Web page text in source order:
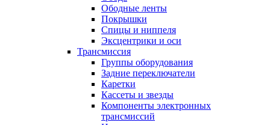
Ободные ленты
Покрышки
Спицы и ниппеля
Эксцентрики и оси
Трансмиссия
Группы оборудования
Задние переключатели
Каретки
Кассеты и звезды
Компоненты электронных
трансмиссий